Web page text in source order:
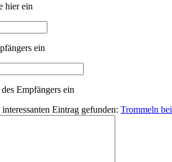
hier ein
ein
Empfängers ein
interessanten Eintrag gefunden: Trommeln